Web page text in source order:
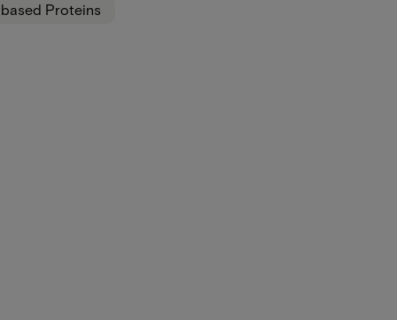
Proteins